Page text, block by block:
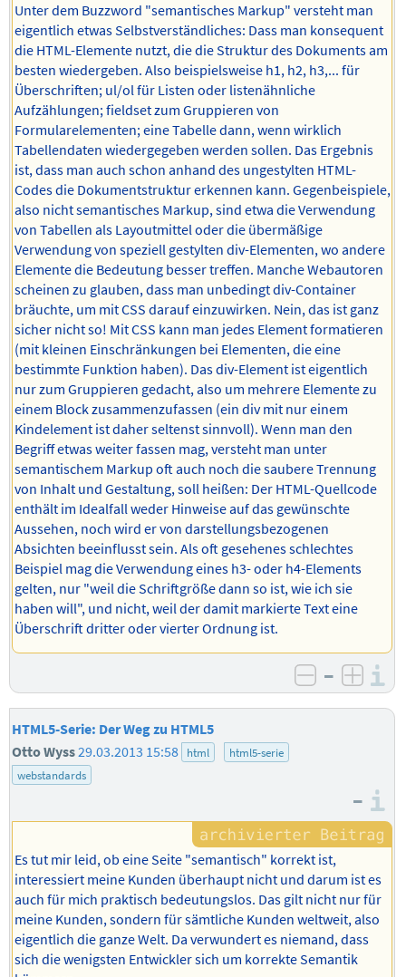
Unter dem Buzzword "semantisches Markup" versteht man
eigentlich etwas Selbstverständliches: Dass man konsequent
die HTML-Elemente nutzt, die die Struktur des Dokuments am
besten wiedergeben. Also beispielsweise h1, h2, h3,... für
Überschriften; ul/ol für Listen oder listenähnliche
Aufzählungen; fieldset zum Gruppieren von
Formularelementen; eine Tabelle dann, wenn wirklich
Tabellendaten wiedergegeben werden sollen. Das Ergebnis
ist, dass man auch schon anhand des ungestylten HTML-
Codes die Dokumentstruktur erkennen kann. Gegenbeispiele,
also nicht semantisches Markup, sind etwa die Verwendung
von Tabellen als Layoutmittel oder die übermäßige
Verwendung von speziell gestylten div-Elementen, wo andere
Elemente die Bedeutung besser treffen. Manche Webautoren
scheinen zu glauben, dass man unbedingt div-Container
bräuchte, um mit CSS darauf einzuwirken. Nein, das ist ganz
sicher nicht so! Mit CSS kann man jedes Element formatieren
(mit kleinen Einschränkungen bei Elementen, die eine
bestimmte Funktion haben). Das div-Element ist eigentlich
nur zum Gruppieren gedacht, also um mehrere Elemente zu
einem Block zusammenzufassen (ein div mit nur einem
Kindelement ist daher seltenst sinnvoll). Wenn man den
Begriff etwas weiter fassen mag, versteht man unter
semantischem Markup oft auch noch die saubere Trennung
von Inhalt und Gestaltung, soll heißen: Der HTML-Quellcode
enthält im Idealfall weder Hinweise auf das gewünschte
Aussehen, noch wird er von darstellungsbezogenen
Absichten beeinflusst sein. Als oft gesehenes schlechtes
Beispiel mag die Verwendung eines h3- oder h4-Elements
gelten, nur "weil die Schriftgröße dann so ist, wie ich sie
haben will", und nicht, weil der damit markierte Text eine
Überschrift dritter oder vierter Ordnung ist.
negativ
–
HTML5-Serie: Der Weg zu HTML5
Otto Wyss29.03.2013 15:58 html
html5-serie
webstandards
–
Es tut mir leid, ob eine Seite "semantisch" korrekt ist,
interessiert meine Kunden überhaupt nicht und darum ist es
auch für mich praktisch bedeutungslos. Das gilt nicht nur für
meine Kunden, sondern für sämtliche Kunden weltweit, also
eigentlich die ganze Welt. Da verwundert es niemand, dass
sich die wenigsten Entwickler sich um korrekte Semantik